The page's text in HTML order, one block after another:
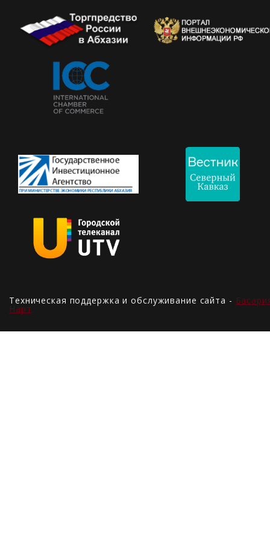
Техническая поддержка и обслуживание сайта -
Нарт